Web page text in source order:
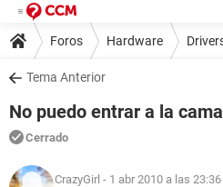
Foros Hardware
Tema Anterior
No puedo entrar a la
Cerrado
CrazyGirl - 1 abr 2010 a las 23:36